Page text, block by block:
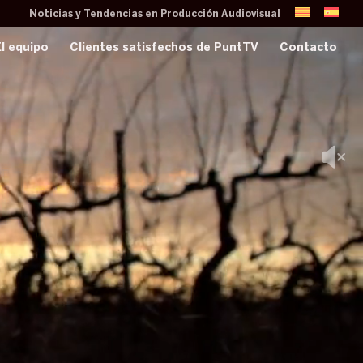
Noticias y Tendencias en Producción Audiovisual
equipo Clientes satisfechos de PuntTV Contacto